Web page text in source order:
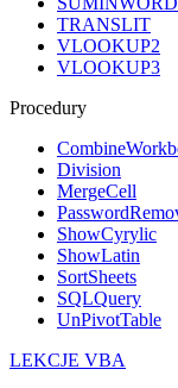
TRANSLIT
VLOOKUP2
VLOOKUP3
Procedury
Division
MergeCell
ShowCyrylic
ShowLatin
SortSheets
SQLQuery
UnPivotTable
LEKCJE VBA